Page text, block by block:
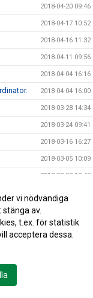
2018-04-20 09:46
2018-04-17 10:52
2018-04-16 11:32
2018-04-11 09:56
2018-04-04 16:16
2018-04-04 16:00
2018-03-28 14:34
2018-03-24 09:41
2018-03-16 16:27
2018-03-05 10:09
2018-03-02 13:48
2018-02-06 10:43
vi nödvändiga
av.
t.ex. för statistik
acceptera dessa.